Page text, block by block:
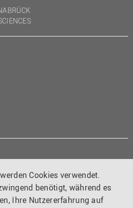
Cookies verwendet.
benötigt, während es
Ihre Nutzererfahrung auf
Facebook